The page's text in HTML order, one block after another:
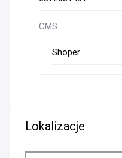
CMS
Shoper
Lokalizacje